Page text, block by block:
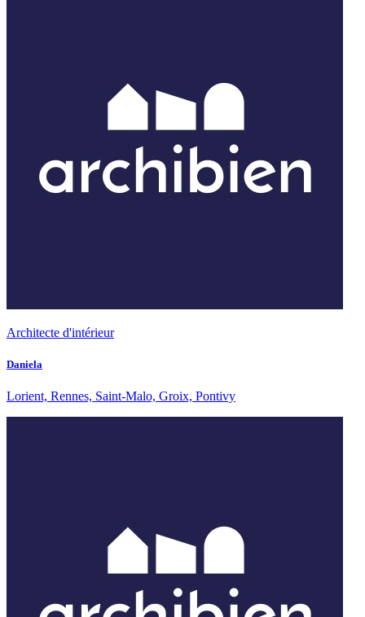
Architecte d'intérieur
Daniela
Lorient, Rennes, Saint-Malo, Groix, Pontivy